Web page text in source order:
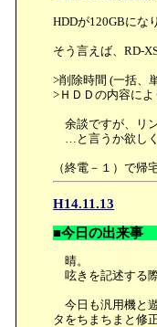
HDDが120GBにな
そう言えば、RD-
>削除時間 (一括、
>ＨＤＤの内容によ
余談ですが、リ
…と言うか欲しく
（終電－１）で帰
H14.11.13
■今日の出来事
晴。
呟きを記述する
今日も汎用機と
タをちまちまと修